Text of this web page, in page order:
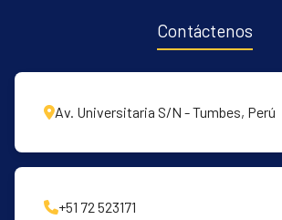
Contáctenos
Av. Universitaria S/N - Tumbes, Perú
+51 72 523171